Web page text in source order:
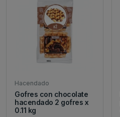
Hacendado
Gofres con chocolate
hacendado 2 gofres x
0.11 kg